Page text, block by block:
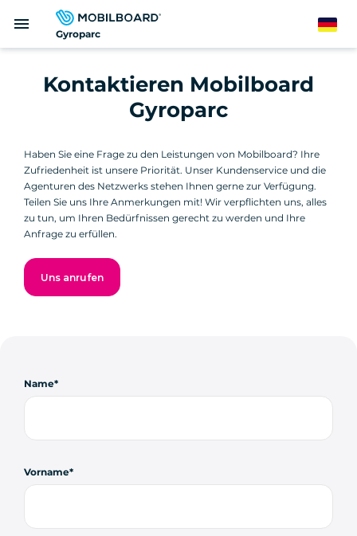
zum
Gyroparc
menu German
Kontaktieren Mobilboard
Gyroparc
Haben Sie eine Frage zu den Leistungen von Mobilboard? Ihre
Zufriedenheit ist unsere Priorität. Unser Kundenservice und die
Agenturen des Netzwerks stehen Ihnen gerne zur Verfügung.
Teilen Sie uns Ihre Anmerkungen mit! Wir verpflichten uns, alles
zu tun, um Ihren Bedürfnissen gerecht zu werden und Ihre
Anfrage zu erfüllen.
Uns anrufen
Name
Vorname